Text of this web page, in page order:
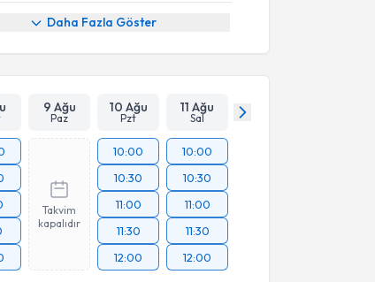
Daha Fazla Göster
9 Ağu
Paz
10 Ağu
Pzt
11 Ağu
Sal
Takvim
kapalıdır
10:00
10:30
11:00
11:30
12:00
10:00
10:30
11:00
11:30
12:00